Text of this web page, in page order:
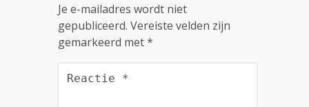
Je e-mailadres wordt niet
gepubliceerd. Vereiste velden zijn
gemarkeerd met*